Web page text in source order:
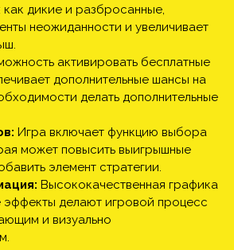
как дикие и разбросанные,
неожиданности и увеличивает
активировать бесплатные
дополнительные шансы на
делать дополнительные
Игра включает функцию выбора
может повысить выигрышные
элемент стратегии.
Высококачественная графика
эффекты делают игровой процесс
и визуально